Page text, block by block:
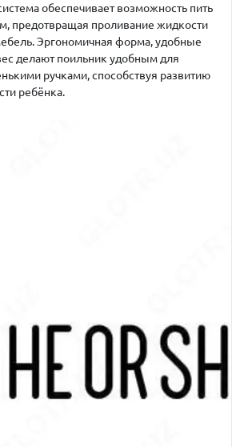
обеспечивает возможность пить
предотвращая проливание жидкости
Эргономичная форма, удобные
делают поильник удобным для
ручками, способствуя развитию
ребёнка.